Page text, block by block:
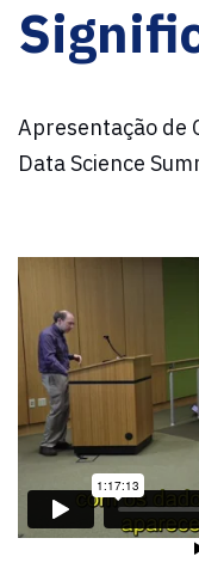
Apresentação de
Data Science